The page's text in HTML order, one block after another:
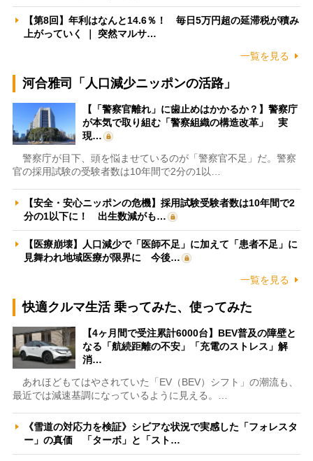
【第8回】年利はなんと14.6％！ 毎日5万円超の延滞税が積み
上がっていく ｜ 突然マルサ…
一覧を見る
河合雅司「人口減少ニッポンの活路」
【「警察官離れ」に歯止めはかかるか？】警察庁
が本気で取り組む「警察組織の構造改革」 実
現…
警察庁が目下、頭を悩ませているのが「警察官不足」だ。警察
官の採用試験の受験者数は10年間で2分の1以…
【安全・安心ニッポンの危機】採用試験受験者数は10年間で2
分の1以下に！ 出生数減がも…
【医療崩壊】人口減少で「医師不足」に加えて「患者不足」に
見舞われ地域医療が限界に 今後…
一覧を見る
快適クルマ生活 乗ってみた、使ってみた
【4ヶ月間で受注累計6000台】BEV普及の障壁と
なる「航続距離の不安」「充電のストレス」解
消…
あれほどもてはやされていた「EV（BEV）シフト」の潮流も、
最近では減速基調になっているように見える。…
《雪道の対応力を検証》シビアな状況で実感した「フォレスタ
ー」の真価 「ターボ」と「スト…